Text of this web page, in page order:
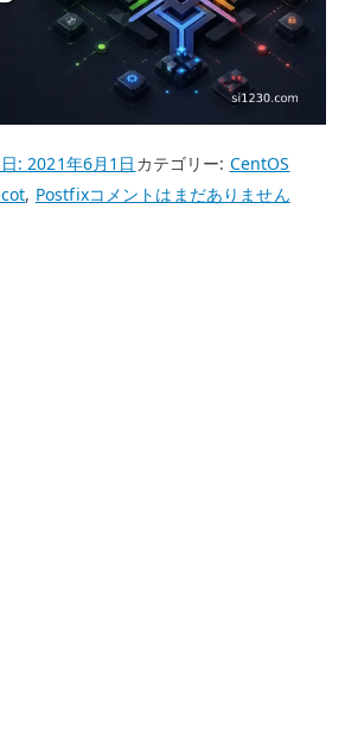
:2021年6月1日 カテゴリー: CentOS
, PostfixCentOS
コメントはまだありません